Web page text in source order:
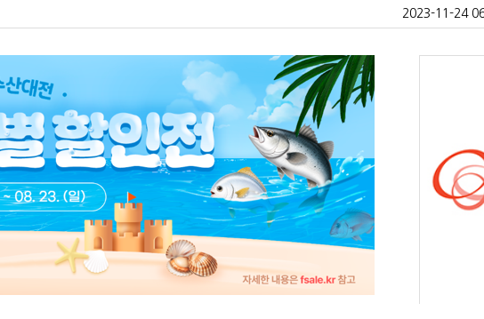
2023-11-24